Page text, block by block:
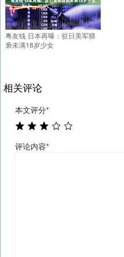
粤友钱 日本再曝：驻日美军猥
亵未满18岁少女
相关评论
本文评分*
评论内容*